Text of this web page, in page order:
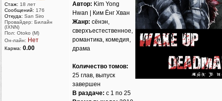
Стаж: 18 лет
Сообщений: 176
Откуда: San Siro
Провайдер: Билайн
(IXNN)
Пол: Otoko (M)
Он-лайн: Нет
Карма: 0.00
Автор: Kim Yong
Hwan | Ким Ёнг Хван
Жанр: сёнэн,
сверхъестественное,
романтика, комедия,
драма
Количество томов:
25 глав, выпуск
завершен
В раздаче: с 1 по 25